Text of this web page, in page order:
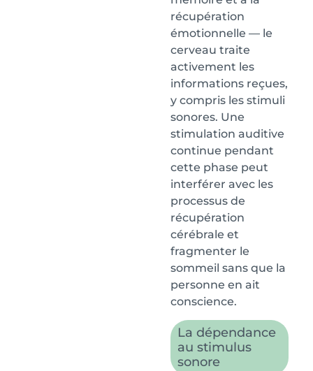
récupération
émotionnelle — le
cerveau traite
activement les
informations reçues,
y compris les stimuli
sonores. Une
stimulation auditive
continue pendant
cette phase peut
interférer avec les
processus de
récupération
cérébrale et
fragmenter le
sommeil sans que la
personne en ait
conscience.
La dépendance
au stimulus
sonore